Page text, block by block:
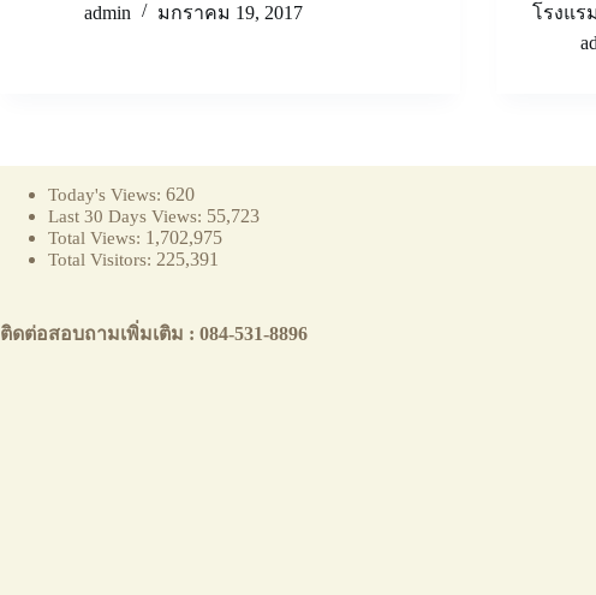
admin
มกราคม 19, 2017
โรงแรม
Today's Views: 620
Last 30 Days Views: 55,723
Total Views: 1,702,975
Total Visitors: 225,391
ติดต่อสอบถามเพิ่มเติม : 084-531-8896